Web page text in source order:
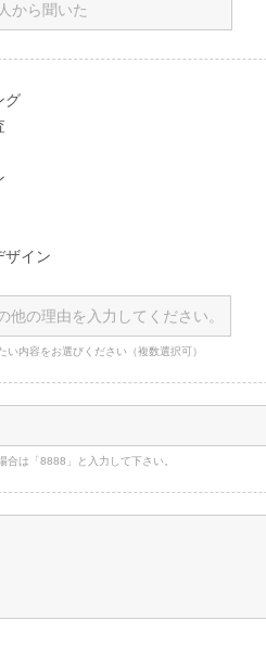
グ
ザイン
内容をお選びください（複数選択可）
は「8888」と入力して下さい。